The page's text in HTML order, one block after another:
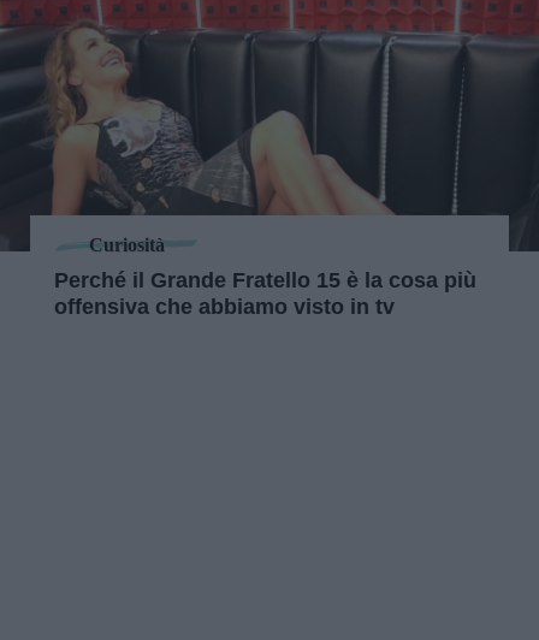
Curiosità
Perché il Grande Fratello 15 è la cosa più
offensiva che abbiamo visto in tv